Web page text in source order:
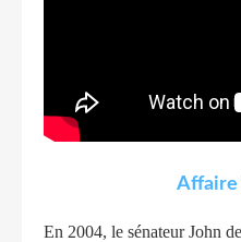
Affaire
En 2004, le sénateur John